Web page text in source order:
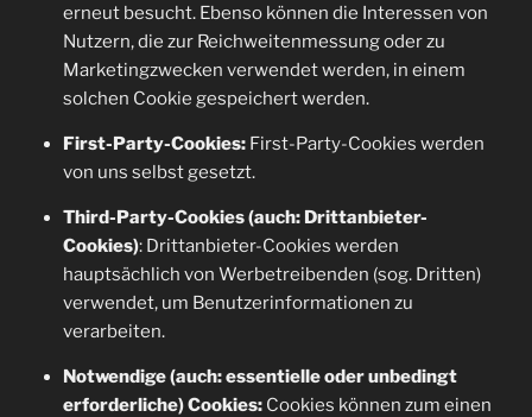
erneut besucht. Ebenso können die Interessen von
Nutzern, die zur Reichweitenmessung oder zu
Marketingzwecken verwendet werden, in einem
solchen Cookie gespeichert werden.
First-Party-Cookies:First-Party-Cookies werden
von uns selbst gesetzt.
Third-Party-Cookies (auch: Drittanbieter-
Cookies): Drittanbieter-Cookies werden
hauptsächlich von Werbetreibenden (sog. Dritten)
verwendet, um Benutzerinformationen zu
verarbeiten.
Notwendige (auch: essentielle oder unbedingt
erforderliche) Cookies:Cookies können zum einen